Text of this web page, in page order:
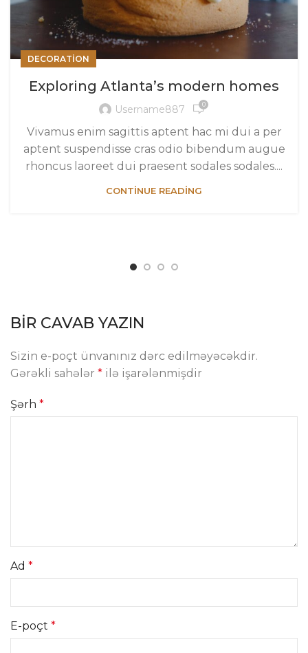
DECORATION
Exploring Atlanta’s modern homes
Username887 0
Vivamus enim sagittis aptent hac mi dui a per
aptent suspendisse cras odio bibendum augue
rhoncus laoreet dui praesent sodales sodales....
CONTINUE READING
BIR CAVAB YAZIN
Sizin e-poçt ünvanınız dərc edilməyəcəkdir.
Gərəkli sahələr * ilə işarələnmişdir
Şərh *
Ad *
E-poçt *